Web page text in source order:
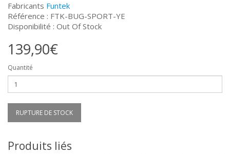
Fabricants Funtek
Référence : FTK-BUG-SPORT-YE
Disponibilité : Out Of Stock
139,90€
Quantité
RUPTURE DE STOCK
Produits liés